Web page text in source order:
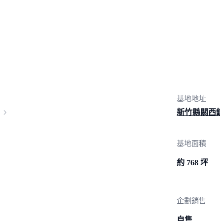
基地地址
新竹縣關西
基地面積
約 768 坪
企劃銷售